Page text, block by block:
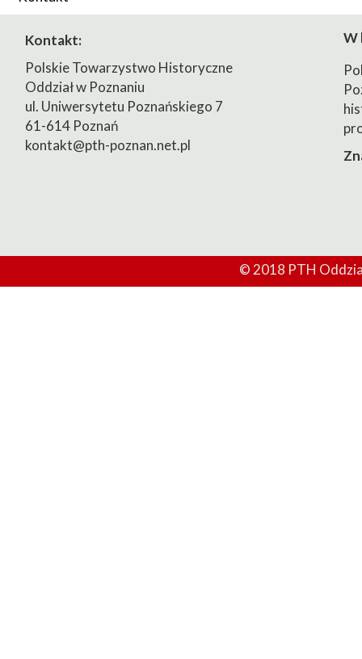
2023/2024
2024/2025
Kontakt:
Polskie Towarzystwo Historyczne
Oddział w Poznaniu
ul. Uniwersytetu Poznańskiego 7
61-614 Poznań
kontakt@pth-poznan.net.pl
W
© 2018 PTH